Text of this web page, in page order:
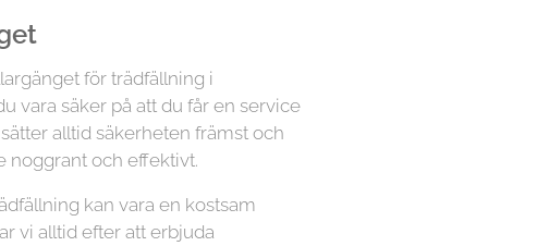
för trädfällning i
vara säker på att du får en service
alltid säkerheten främst och
noggrant och effektivt.
kan vara en kostsam
vi alltid efter att erbjuda